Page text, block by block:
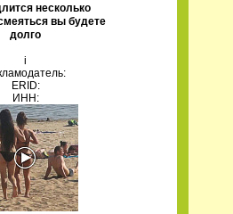
несколько
вы будете
долго
i
ERID:
ИНН: